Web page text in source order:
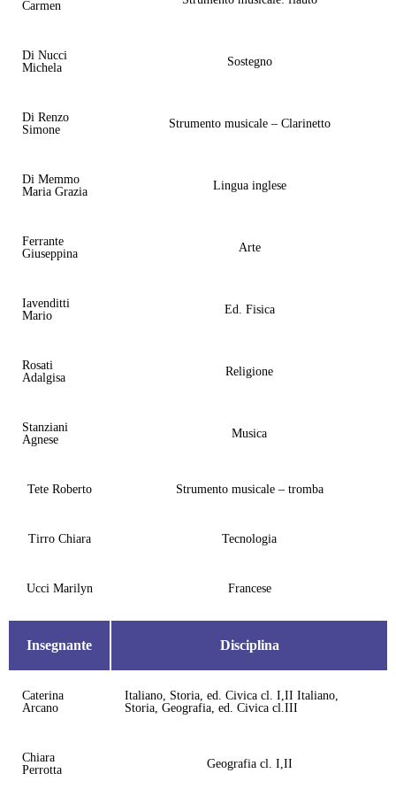
Carmen
Di Nucci
Michela
Sostegno
Di Renzo
Simone
Strumento musicale – Clarinetto
Di Memmo
Maria Grazia
Lingua inglese
Ferrante
Giuseppina
Arte
Iavenditti
Mario
Ed. Fisica
Rosati
Adalgisa
Religione
Stanziani
Agnese
Musica
Tete Roberto Strumento musicale – tromba
Tirro Chiara Tecnologia
Ucci Marilyn Francese
Insegnante Disciplina
Caterina
Arcano
Italiano, Storia, ed. Civica cl. I,II Italiano,
Storia, Geografia, ed. Civica cl.III
Chiara
Perrotta
Geografia cl. I,II